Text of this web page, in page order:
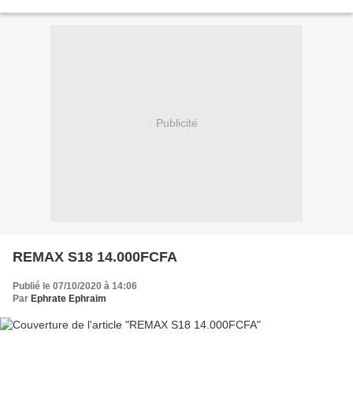
Publicité
REMAX S18 14.000FCFA
Publié le 07/10/2020 à 14:06
Par Ephrate Ephraim